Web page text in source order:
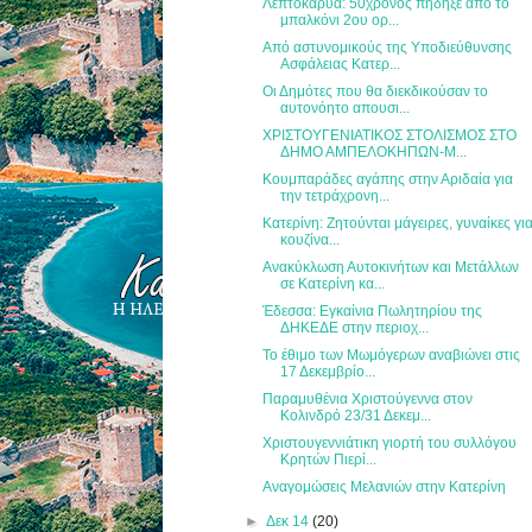
μπαλκόνι 2ου ορ...
Από αστυνομικούς της Υποδιεύθυνσης
Ασφάλειας Κατερ...
Οι Δημότες που θα διεκδικούσαν το
αυτονόητο απουσι...
ΧΡΙΣΤΟΥΓΕΝΙΑΤΙΚΟΣ ΣΤΟΛΙΣΜΟΣ ΣΤΟ
ΔΗΜΟ ΑΜΠΕΛΟΚΗΠΩΝ-Μ...
Κουμπαράδες αγάπης στην Αριδαία για
την τετράχρονη...
Κατερίνη: Ζητούνται μάγειρες, γυναίκες
κουζίνα...
Ανακύκλωση Αυτοκινήτων και Μετάλλων
σε Κατερίνη κα...
Έδεσσα: Εγκαίνια Πωλητηρίου της
ΔΗΚΕΔΕ στην περιοχ...
Το έθιμο των Μωμόγερων αναβιώνει στις
17 Δεκεμβρίο...
Παραμυθένια Χριστούγεννα στον
Κολινδρό 23/31 Δεκεμ...
Χριστουγεννιάτικη γιορτή του συλλόγου
Κρητών Πιερί...
Αναγομώσεις Μελανιών στην Κατερίνη
► Δεκ 14 (20)